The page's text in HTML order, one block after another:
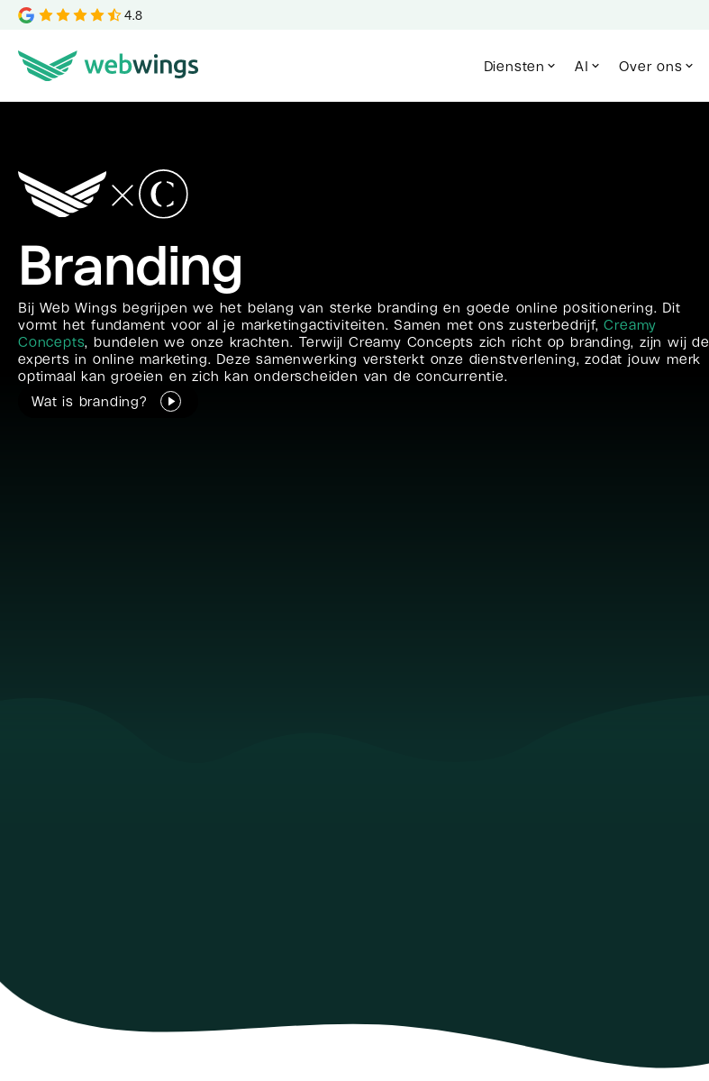
4.8
Diensten
AI Over ons
Branding
Bij Web Wings begrijpen we het belang van sterke branding en goede online positionering. Dit
vormt het fundament voor al je marketingactiviteiten. Samen met ons zusterbedrijf,Creamy
Concepts, bundelen we onze krachten. Terwijl Creamy Concepts zich richt op branding, zijn wij de
experts in online marketing. Deze samenwerking versterkt onze dienstverlening, zodat jouw merk
optimaal kan groeien en zich kan onderscheiden van de concurrentie.
Wat is branding?